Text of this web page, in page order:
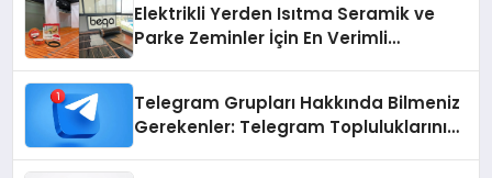
Elektrikli Yerden Isıtma Seramik ve
Parke Zeminler İçin En Verimli
Telegram Grupları Hakkında Bilmeniz
Gerekenler: Telegram Topluluklarını